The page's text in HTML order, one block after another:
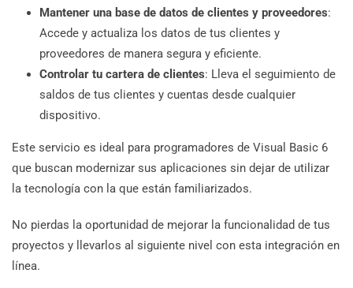
Mantener una base de datos de clientes y proveedores:
Accede y actualiza los datos de tus clientes y
proveedores de manera segura y eficiente.
Controlar tu cartera de clientes: Lleva el seguimiento de
saldos de tus clientes y cuentas desde cualquier
dispositivo.
Este servicio es ideal para programadores de Visual Basic 6
que buscan modernizar sus aplicaciones sin dejar de utilizar
la tecnología con la que están familiarizados.
No pierdas la oportunidad de mejorar la funcionalidad de tus
proyectos y llevarlos al siguiente nivel con esta integración en
línea.